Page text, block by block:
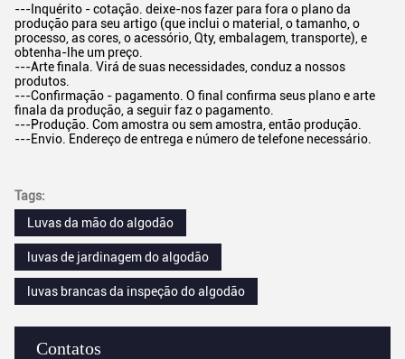
Contatos
---Inquérito - cotação. deixe-nos fazer para fora o plano da
produção para seu artigo (que inclui o material, o tamanho, o
processo, as cores, o acessório, Qty, embalagem, transporte), e
obtenha-lhe um preço.
---Arte finala. Virá de suas necessidades, conduz a nossos
produtos.
---Confirmação - pagamento. O final confirma seus plano e arte
finala da produção, a seguir faz o pagamento.
---Produção. Com amostra ou sem amostra, então produção.
---Envio. Endereço de entrega e número de telefone necessário.
Tags:
Luvas da mão do algodão
luvas de jardinagem do algodão
luvas brancas da inspeção do algodão